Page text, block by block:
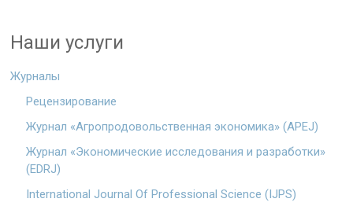
Наши услуги
Журналы
Рецензирование
Журнал «Агропродовольственная экономика» (APEJ)
Журнал «Экономические исследования и разработки»
(EDRJ)
International Journal Of Professional Science (IJPS)